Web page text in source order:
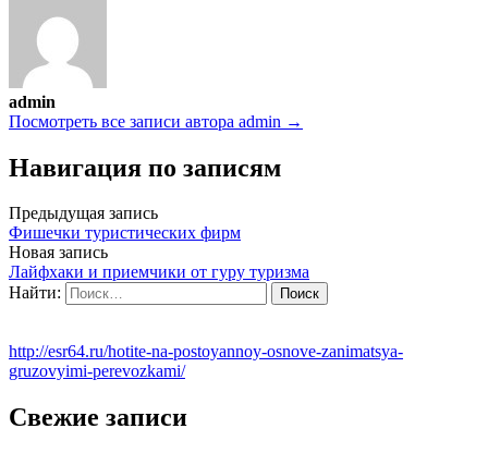
admin
Посмотреть все записи автора admin →
Навигация по записям
Предыдущая запись
Фишечки туристических фирм
Новая запись
Лайфхаки и приемчики от гуру туризма
Найти:
http://esr64.ru/hotite-na-postoyannoy-osnove-zanimatsya-
gruzovyimi-perevozkami/
Свежие записи